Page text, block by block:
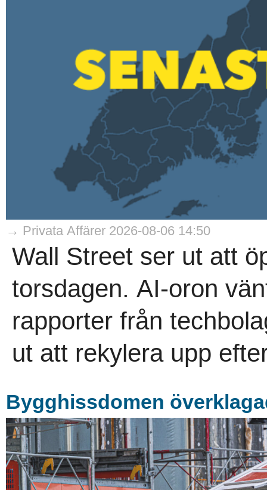
→ Privata Affärer 2026-08-06 14:50
Wall Street ser ut att
torsdagen. AI-oron
rapporter från
ut att rekylera upp
Bygghissdomen